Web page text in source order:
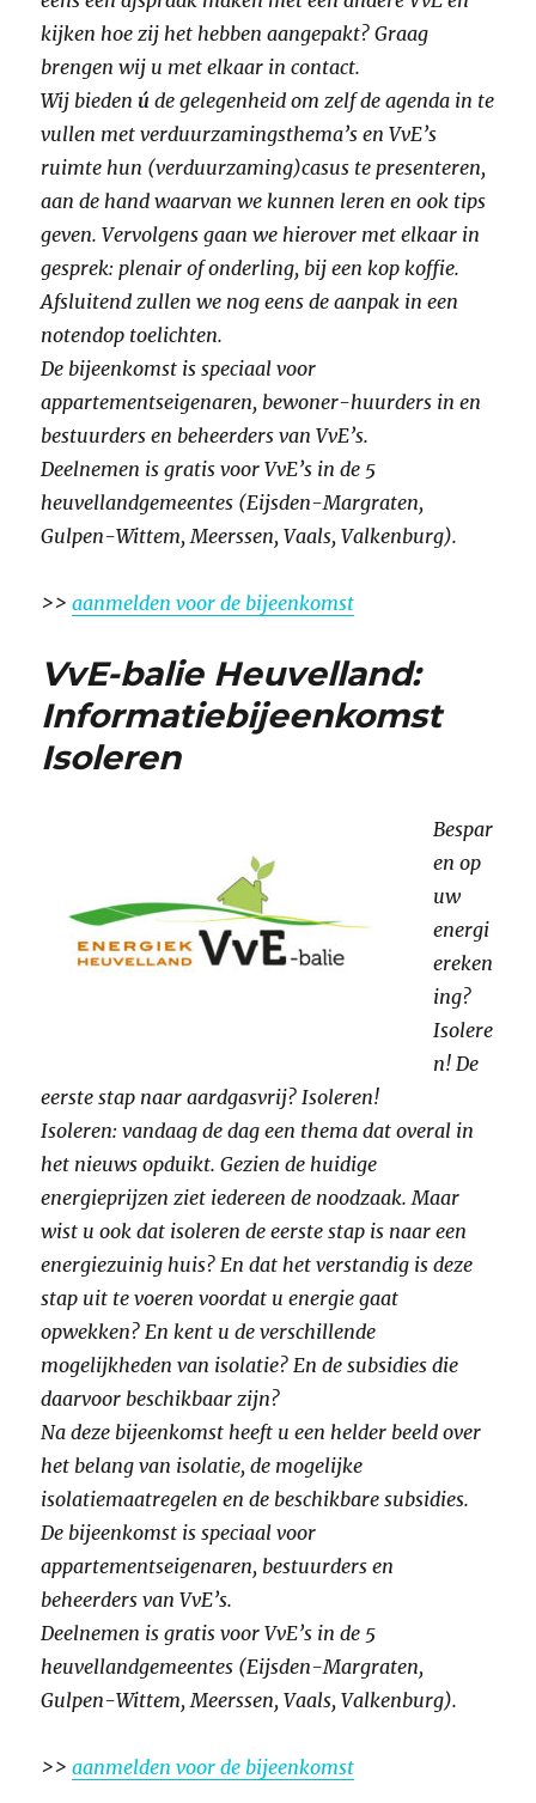
kijken hoe zij het hebben aangepakt? Graag
brengen wij u met elkaar in contact.
Wij bieden ú de gelegenheid om zelf de agenda in te
vullen met verduurzamingsthema’s en VvE’s
ruimte hun (verduurzaming)casus te presenteren,
aan de hand waarvan we kunnen leren en ook tips
geven. Vervolgens gaan we hierover met elkaar in
gesprek: plenair of onderling, bij een kop koffie.
Afsluitend zullen we nog eens de aanpak in een
notendop toelichten.
De bijeenkomst is speciaal voor
appartementseigenaren, bewoner-huurders in en
bestuurders en beheerders van VvE’s.
Deelnemen is gratis voor VvE’s in de 5
heuvellandgemeentes (Eijsden-Margraten,
Gulpen-Wittem, Meerssen, Vaals, Valkenburg).
>>aanmelden voor de bijeenkomst
VvE-balie Heuvelland:
Informatiebijeenkomst
Isoleren
Bespar
en op
uw
energi
ereken
ing?
Isolere
n! De
eerste stap naar aardgasvrij? Isoleren!
Isoleren: vandaag de dag een thema dat overal in
het nieuws opduikt. Gezien de huidige
energieprijzen ziet iedereen de noodzaak. Maar
wist u ook dat isoleren de eerste stap is naar een
energiezuinig huis? En dat het verstandig is deze
stap uit te voeren voordat u energie gaat
opwekken? En kent u de verschillende
mogelijkheden van isolatie? En de subsidies die
daarvoor beschikbaar zijn?
Na deze bijeenkomst heeft u een helder beeld over
het belang van isolatie, de mogelijke
isolatiemaatregelen en de beschikbare subsidies.
De bijeenkomst is speciaal voor
appartementseigenaren, bestuurders en
beheerders van VvE’s.
Deelnemen is gratis voor VvE’s in de 5
heuvellandgemeentes (Eijsden-Margraten,
Gulpen-Wittem, Meerssen, Vaals, Valkenburg).
>>aanmelden voor de bijeenkomst